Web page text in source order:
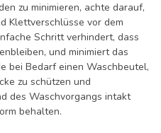
zu minimieren, achte darauf,
Klettverschlüsse vor dem
Schritt verhindert, dass
und minimiert das
bei Bedarf einen Waschbeutel,
zu schützen und
des Waschvorgangs intakt
behalten.